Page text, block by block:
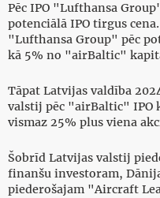
Pēc IPO "Lufthansa
potenciālā IPO tirgus
"Lufthansa Group" pēc
kā 5% no "airBaltic"
Tāpat Latvijas valdība
valstij pēc "airBaltic" IPO
vismaz 25% plus viena
Šobrīd Latvijas valstij
finanšu investoram,
piederošajam "Aircraft